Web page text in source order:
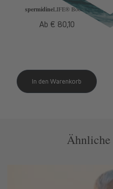
spermidineLIFE® Boost+
Normaler
Ab € 80,10